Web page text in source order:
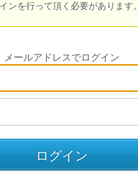
ンを行って頂く必要があります。
メールアドレスでログイン